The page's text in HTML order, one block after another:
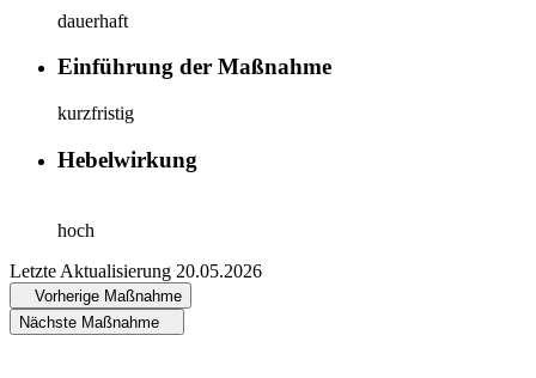
dauerhaft
Einführung der Maßnahme
kurzfristig
Hebelwirkung
hoch
Letzte Aktualisierung 20.05.2026
Vorherige Maßnahme
Nächste Maßnahme